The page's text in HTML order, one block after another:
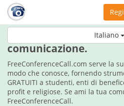
Italiano
Per le vacanze, fai il
comunicazione.
FreeConferenceCall.com serve la
modo che conosce, fornendo
GRATUITI a studenti, enti di
profit e religiose. Se ami la tua
FreeConferenceCall.